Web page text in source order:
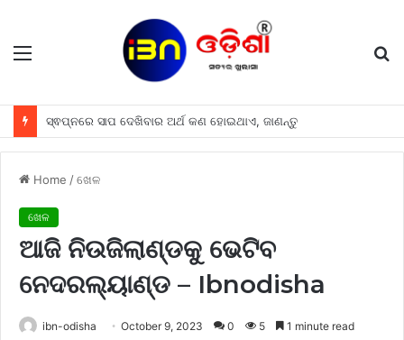
Menu
ସ୍ଵପ୍ନରେ ସାପ ଦେଖିବାର ଅର୍ଥ କଣ ହୋଇଥାଏ, ଜାଣନ୍ତୁ
Home /ଖେଳ
ଖେଳ
ଆଜି ନିଉଜିଲାଣ୍ଡକୁ ଭେଟିବ
ନେଦରଲ୍ୟାଣ୍ଡ – Ibnodisha
ibn-odisha October 9, 2023 0 5 1 minute read